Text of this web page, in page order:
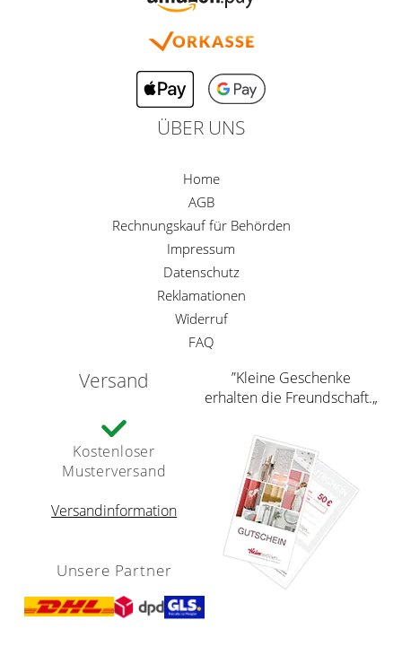
ÜBER UNS
Home
AGB
Rechnungskauf für Behörden
Impressum
Datenschutz
Reklamationen
Widerruf
FAQ
Versand
Kostenloser
Musterversand
Versandinformation
Unsere Partner
”Kleine Geschenke
erhalten die Freundschaft.„